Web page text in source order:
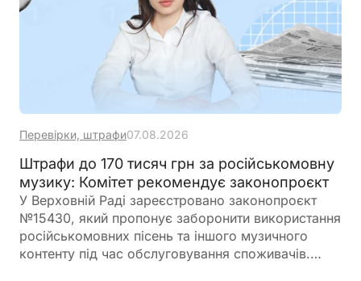
Перевірки, штрафи07.08.2026
Штрафи до 170 тисяч грн за російськомовну
музику: Комітет рекомендує законопроєкт
У Верховній Раді зареєстровано законопроєкт
№15430, який пропонує заборонити використання
російськомовних пісень та іншого музичного
контенту під час обслуговування споживачів.